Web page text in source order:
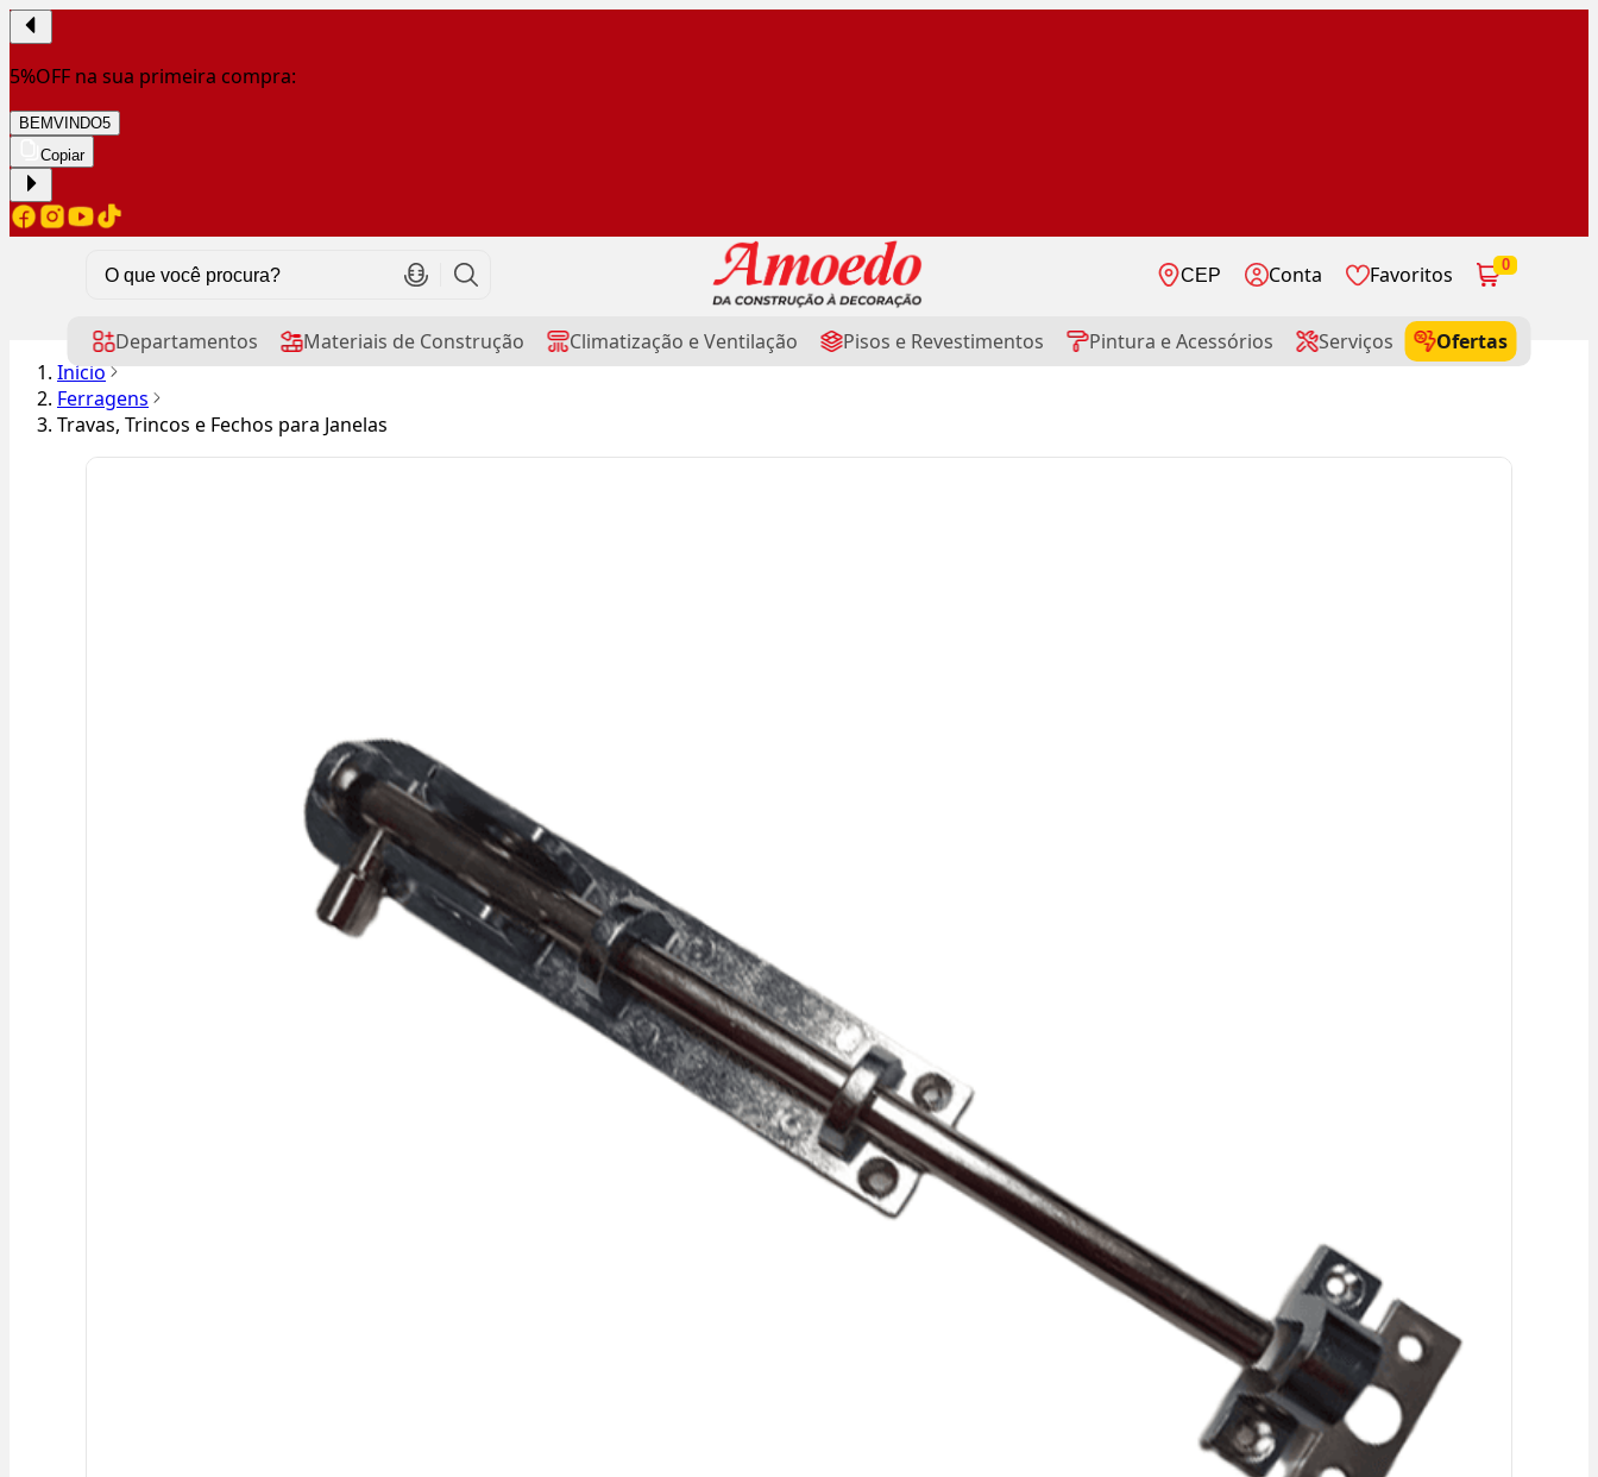
5%OFF na sua primeira compra:
BEMVINDO5
Copiar
CEP Conta Favoritos 0
Departamentos Materiais de Construção Climatização e Ventilação Pisos e Revestimentos Pintura e Acessórios Serviços
Ofertas
Início
Ferragens
Travas, Trincos e Fechos para Janelas